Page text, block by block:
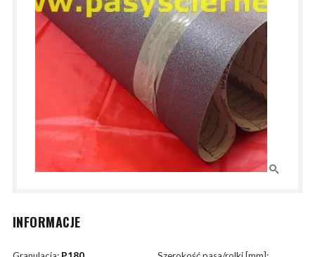
INFORMACJE